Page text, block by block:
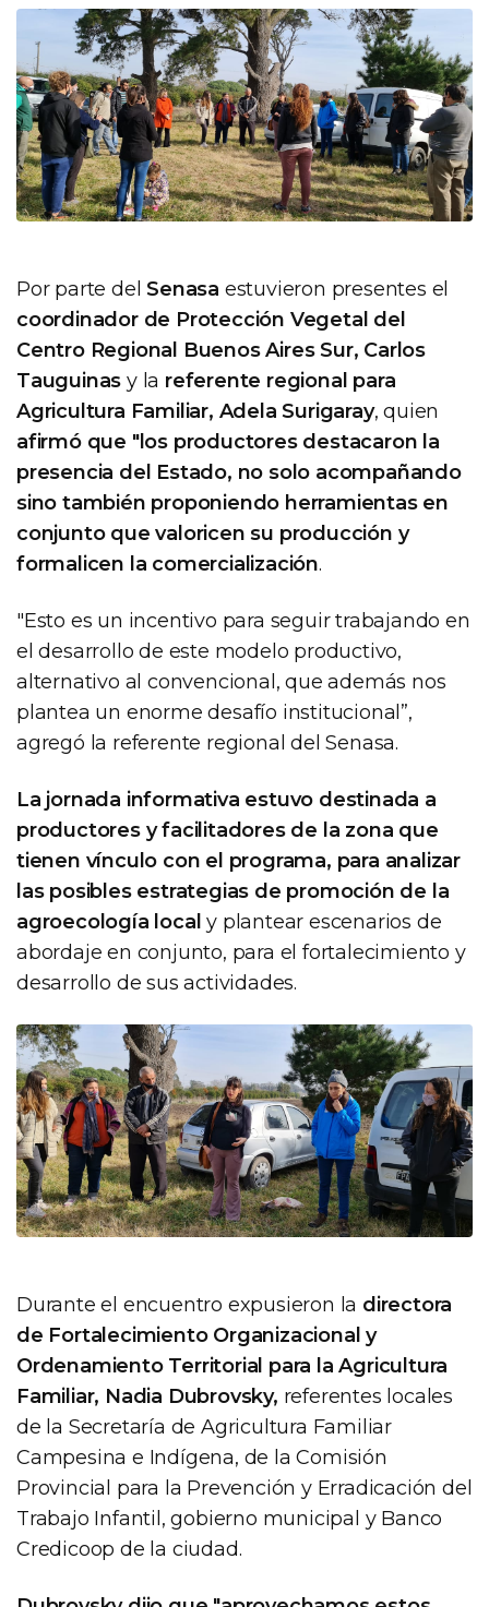
Por parte delSenasa estuvieron presentes el
coordinador de Protección Vegetal del
Centro Regional Buenos Aires Sur, Carlos
Tauguinas y la referente regional para
Agricultura Familiar, Adela Surigaray, quien
afirmó que "los productores destacaron la
presencia del Estado, no solo acompañando
sino también proponiendo herramientas en
conjunto que valoricen su producción y
formalicen la comercialización.
"Esto es un incentivo para seguir trabajando en
el desarrollo de este modelo productivo,
alternativo al convencional, que además nos
plantea un enorme desafío institucional”,
agregó la referente regional del Senasa.
La jornada informativa estuvo destinada a
productores y facilitadores de la zona que
tienen vínculo con el programa, para analizar
las posibles estrategias de promoción de la
agroecología local y plantear escenarios de
abordaje en conjunto, para el fortalecimiento y
desarrollo de sus actividades.
Durante el encuentro expusieron la directora
de Fortalecimiento Organizacional y
Ordenamiento Territorial para la Agricultura
Familiar, Nadia Dubrovsky, referentes locales
de la Secretaría de Agricultura Familiar
Campesina e Indígena, de la Comisión
Provincial para la Prevención y Erradicación del
Trabajo Infantil, gobierno municipal y Banco
Credicoop de la ciudad.